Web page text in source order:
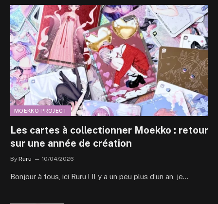
MOEKKO PROJECT
Les cartes à collectionner Moekko : retour
sur une année de création
By Ruru 10/04/2026
Bonjour à tous, ici Ruru ! Il y a un peu plus d’un an, je…